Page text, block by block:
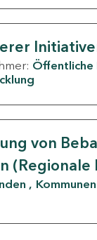
Öffentliche
von
Kommunen